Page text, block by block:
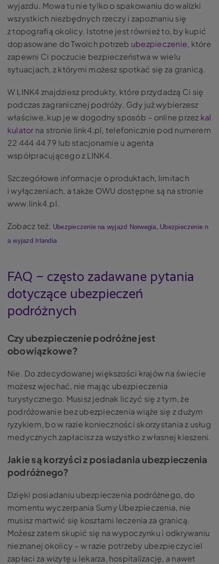
wyjazdu. Mowa tu nie tylko o spakowaniu do walizki
wszystkich niezbędnych rzeczy i zapoznaniu się
z topografią okolicy. Istotne jest również to, by kupić
dopasowane do Twoich potrzeb ubezpieczenie, które
zapewni Ci poczucie bezpieczeństwa w wielu
sytuacjach, z którymi możesz spotkać się za granicą.
W LINK4 znajdziesz produkty, które przydadzą Ci się
podczas zagranicznej podróży. Gdy już wybierzesz
właściwe, kup je w dogodny sposób – online przez kal
kulator na stronie link4.pl, telefonicznie pod numerem
22 444 44 79 lub stacjonarnie u agenta
współpracującego z LINK4.
Szczegółowe informacje o produktach, limitach
i wyłączeniach, a także OWU dostępne są na stronie
www.link4.pl.
Zobacz też: Ubezpieczenie na wyjazd Norwegia, Ubezpieczenie n
a wyjazd Irlandia
FAQ – często zadawane pytania
dotyczące ubezpieczeń
podróżnych
Czy ubezpieczenie podróżne jest
obowiązkowe?
Nie. Do zdecydowanej większości krajów na świecie
możesz wjechać, nie mając ubezpieczenia
turystycznego. Musisz jednak liczyć się z tym, że
podróżowanie bez ubezpieczenia wiąże się z dużym
ryzykiem, bo w razie konieczności skorzystania z usług
medycznych zapłacisz za wszystko z własnej kieszeni.
Jakie są korzyści z posiadania ubezpieczenia
podróżnego?
Dzięki posiadaniu ubezpieczenia podróżnego, do
momentu wyczerpania Sumy Ubezpieczenia, nie
musisz martwić się kosztami leczenia za granicą.
Możesz zatem skupić się na wypoczynku i odkrywaniu
nieznanej okolicy – w razie potrzeby ubezpieczyciel
zapłaci za wizytę u lekarza, hospitalizację, a nawet